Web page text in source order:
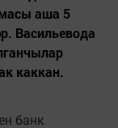
аша 5
Васильевода
каккан.
банк